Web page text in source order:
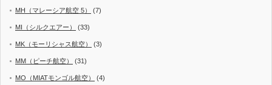
MH（マレーシア航空 5） (7)
MI（シルクエアー） (33)
MK（モーリシャス航空） (3)
MM（ピーチ航空） (31)
MO（MIATモンゴル航空） (4)